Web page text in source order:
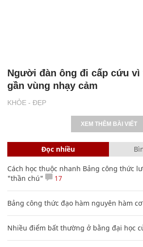
KHỎE - ĐẸP
Người đàn ông đi cấp cứu vì
gần vùng nhạy cảm
XEM THÊM BÀI VIẾT
Đọc nhiều
Cách học thuộc nhanh Bảng công thức
"thần chú"
17
Bảng công thức đạo hàm nguyên hàm
Nhiều điểm bất thường ở bằng đại học